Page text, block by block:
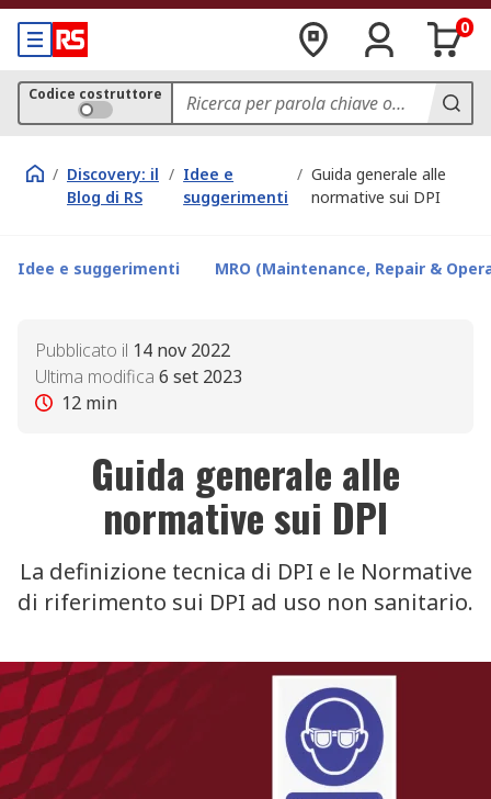
0
Codice costruttore
/ Discovery: il
Blog di RS
/ Idee e
suggerimenti
/ Guida generale alle
normative sui DPI
Idee e suggerimenti MRO (Maintenance, Repair &
Pubblicato il 14 nov 2022
Ultima modifica 6 set 2023
12 min
Guida generale alle
normative sui DPI
La definizione tecnica di DPI e le Normative
di riferimento sui DPI ad uso non sanitario.